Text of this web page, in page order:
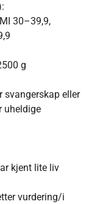
30–39,9,
g
svangerskap eller
uheldige
kjent lite liv
vurdering/i